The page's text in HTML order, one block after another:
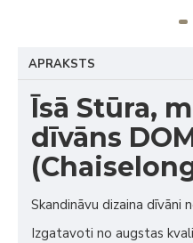
APRAKSTS
Īsā Stūra,
dīvāns
Skandināvu dizaina dīvāni
Izgatavoti no augstas